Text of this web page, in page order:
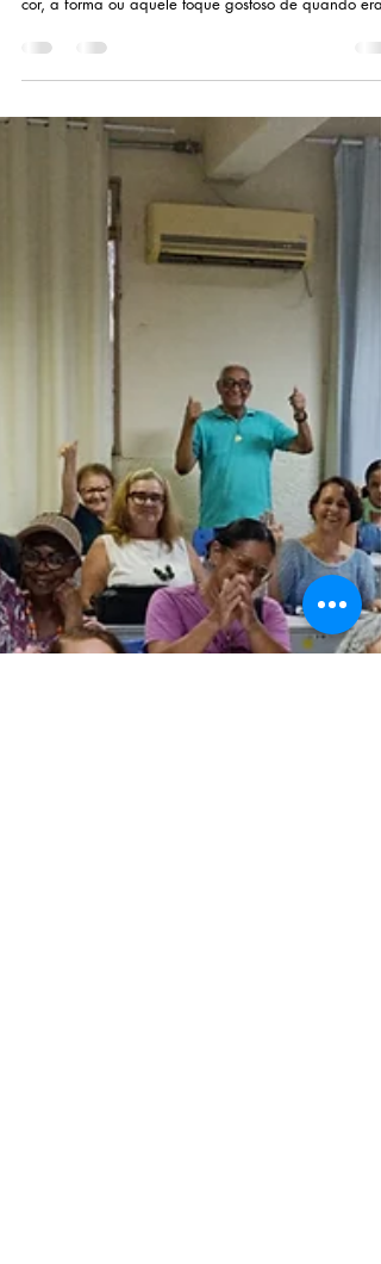
5 importantes cuidados que
ninguém te contou, mas que
podem aumentar a vida útil das
suas roupas
Você já teve a sensação de que aquela peça que
ama simplesmente “gastou” rápido demais? Perdeu a
cor, a forma ou aquele toque gostoso de quando era
nova? A verdade é que, na maioria das vezes, o
problema não está na qualidade da roupa — mas
pequenos hábitos do dia a dia que ninguém nunca te
ensinou. Cuidar bem das roupas vai muito além de
separar por cor ou seguir a etiqueta. Existem detalhes
quase invisíveis que fazem toda a diferença na
durabilidade, aparência e até